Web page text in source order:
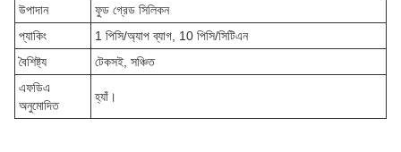
উপাদান
ফুড গ্রেড সিলিকন
প্যাকিং
1 পিসি/অ্যাপ ব্যাগ, 10 পিসি/সিটিএন
বৈশিষ্ট্য
টেকসই, সঞ্চিত
এফডিএ
অনুমোদিত
হ্যাঁ।